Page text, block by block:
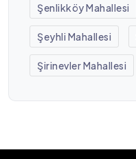
Şenlikköy Mahallesi
Şeyhli Mahallesi
Şirinevler Mahallesi